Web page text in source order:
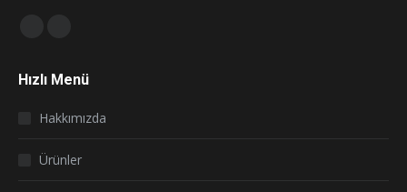
opens
window
opens
window
Hızlı Menü
Hakkımızda
Ürünler